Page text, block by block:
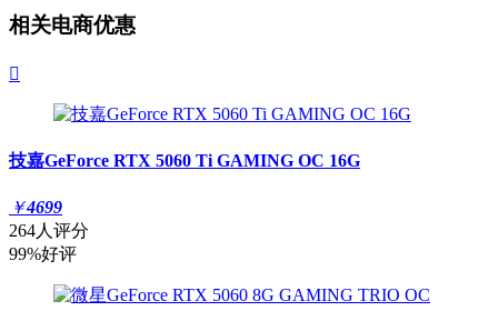
相关电商优惠

技嘉GeForce RTX 5060 Ti GAMING OC 16G
￥4699
264人评分
99%好评